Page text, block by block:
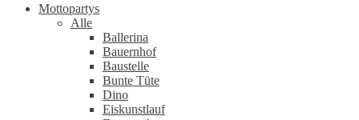
Mottopartys
Alle
Ballerina
Bauernhof
Baustelle
Bunte Tüte
Dino
Eiskunstlauf